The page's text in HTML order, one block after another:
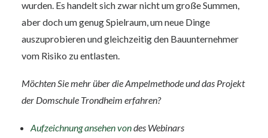
wurden. Es handelt sich zwar nicht um große Summen,
aber doch um genug Spielraum, um neue Dinge
auszuprobieren und gleichzeitig den Bauunternehmer
vom Risiko zu entlasten.
Möchten Sie mehr über die Ampelmethode und das Projekt
der Domschule Trondheim erfahren?
Aufzeichnung ansehen vondes Webinars